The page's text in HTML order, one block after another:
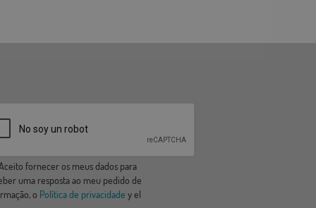
fornecer os meus dados para
uma resposta ao meu pedido de
o Política de privacidade y el